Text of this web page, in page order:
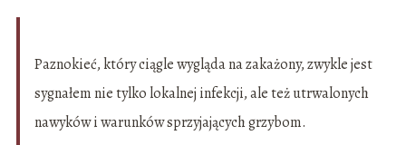
Paznokieć, który ciągle wygląda na zakażony, zwykle jest
sygnałem nie tylko lokalnej infekcji, ale też utrwalonych
nawyków i warunków sprzyjających grzybom.